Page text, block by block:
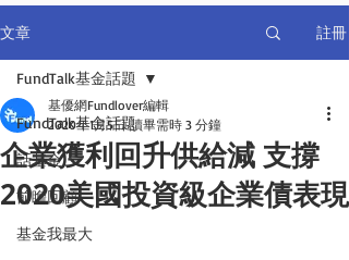
文章 註冊
FundTalk基金話題
話基金
前瞻回顧
基金我最大
FundTalk基金話題
企業獲利回升供給減 支撐
2020美國投資級企業債表現
基優網Fundlover編輯
2020年1月5日 讀畢需時 3 分鐘